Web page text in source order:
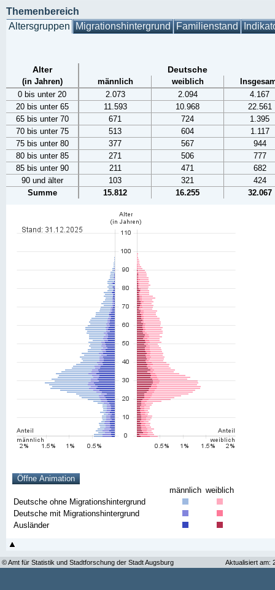
Themenbereich
Altersgruppen Migrationshintergrund Familienstand
Alter Deutsche
(in Jahren) männlich weiblich
0 bis unter 20
2.073 2.094
4.167
20 bis unter 65
11.593 10.968
22.561
65 bis unter 70
671 724
1.395
70 bis unter 75
513 604
1.117
75 bis unter 80
377 567
944
80 bis unter 85
271 506
777
85 bis unter 90
211 471
682
90 und älter
103 321
424
Summe
15.812 16.255 32.067
männlich weiblich
Deutsche ohne Migrationshintergrund
Deutsche mit Migrationshintergrund
Ausländer
© Amt für Statistik und Stadtforschung der Stadt Augsburg Aktualisiert am: